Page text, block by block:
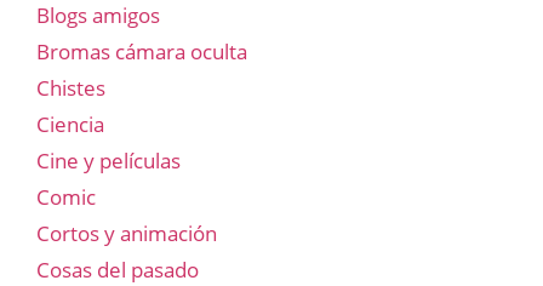
Blogs amigos
Bromas cámara oculta
Chistes
Ciencia
Cine y películas
Comic
Cortos y animación
Cosas del pasado